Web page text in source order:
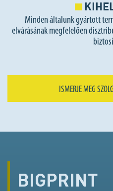
Minden általunk gyártott
elvárásának megfelelően
ISMERJE MEG
BIGPRINT